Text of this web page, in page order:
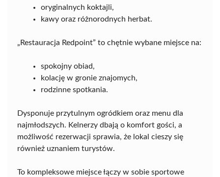
oryginalnych koktajli,
kawy oraz różnorodnych herbat.
„Restauracja Redpoint” to chętnie wybane miejsce na:
spokojny obiad,
kolację w gronie znajomych,
rodzinne spotkania.
Dysponuje przytulnym ogródkiem oraz menu dla
najmłodszych. Kelnerzy dbają o komfort gości, a
możliwość rezerwacji sprawia, że lokal cieszy się
również uznaniem turystów.
To kompleksowe miejsce łączy w sobie sportowe